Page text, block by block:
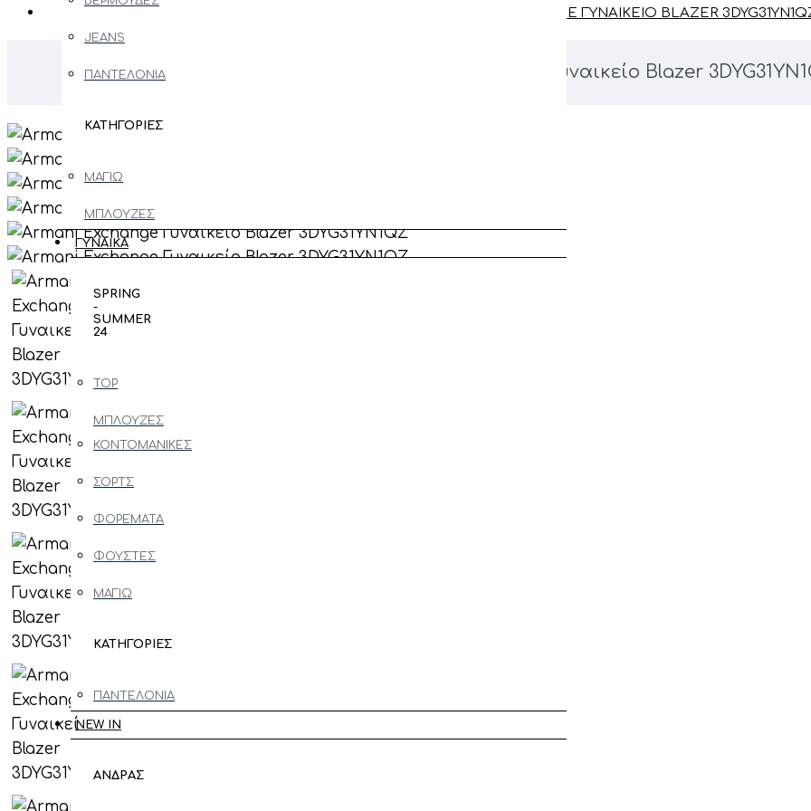
JEANS
ΠΑΝΤΕΛΟΝΙΑ
ΚΑΤΗΓΟΡΙΕΣ
ΜΑΓΙΩ
ΜΠΛΟΥΖΕΣ
ΜΑΚΡΥΜΑΝΙΚΕΣ
ΠΑΝΩΦΟΡΙ
ΠΑΠΟΥΤΣΙΑ
ΠΑΝΤΟΦΛΕΣ
SNEAKERS
CASUAL
FORMAL
ΑΞΕΣΟΥΑΡ
ΓΥΝΑΙΚΑ
SPRING
-
SUMMER
24
TOP
ΜΠΛΟΥΖΕΣ
ΚΟΝΤΟΜΑΝΙΚΕΣ
ΣΟΡΤΣ
ΦΟΡΕΜΑΤΑ
ΦΟΥΣΤΕΣ
ΜΑΓΙΩ
ΚΑΤΗΓΟΡΙΕΣ
ΠΑΝΤΕΛΟΝΙΑ
JEANS
ΠΟΥΚΑΜΙΣΑ
NEW IN
ΑΝΔΡΑΣ
ARMANI EXCHANGE ΓΥΝΑΙΚΕΊO BLAZER
Armani Exchange Γυναικείo Blazer